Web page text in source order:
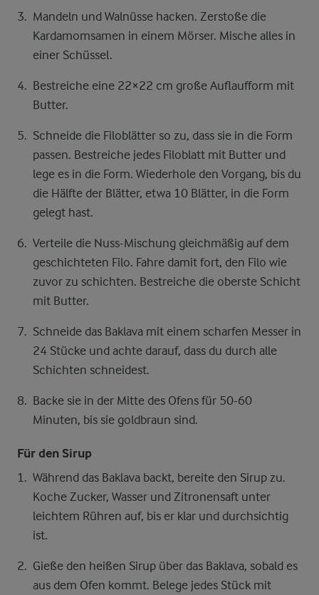
Mandeln und Walnüsse hacken. Zerstoße die
Kardamomsamen in einem Mörser. Mische alles in
einer Schüssel.
Bestreiche eine 22×22 cm große Auflaufform mit
Butter.
Schneide die Filoblätter so zu, dass sie in die Form
passen. Bestreiche jedes Filoblatt mit Butter und
lege es in die Form. Wiederhole den Vorgang, bis du
die Hälfte der Blätter, etwa 10 Blätter, in die Form
gelegt hast.
Verteile die Nuss-Mischung gleichmäßig auf dem
geschichteten Filo. Fahre damit fort, den Filo wie
zuvor zu schichten. Bestreiche die oberste Schicht
mit Butter.
Schneide das Baklava mit einem scharfen Messer in
24 Stücke und achte darauf, dass du durch alle
Schichten schneidest.
Backe sie in der Mitte des Ofens für 50-60
Minuten, bis sie goldbraun sind.
Für den Sirup
Während das Baklava backt, bereite den Sirup zu.
Koche Zucker, Wasser und Zitronensaft unter
leichtem Rühren auf, bis er klar und durchsichtig
ist.
Gieße den heißen Sirup über das Baklava, sobald es
aus dem Ofen kommt. Belege jedes Stück mit